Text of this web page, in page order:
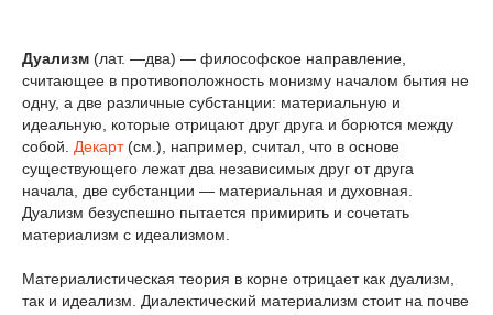
Дуализм (лат. —два) — философское направление,
считающее в противоположность монизму началом бытия не
одну, а две различные субстанции: материальную и
идеальную, которые отрицают друг друга и борются между
собой. Декарт (см.), например, считал, что в основе
существующего лежат два независимых друг от друга
начала, две субстанции — материальная и духовная.
Дуализм безуспешно пытается примирить и сочетать
материализм с идеализмом.
Материалистическая теория в корне отрицает как дуализм,
так и идеализм. Диалектический материализм стоит на почве